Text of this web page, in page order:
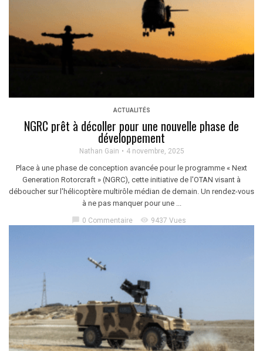
ACTUALITÉS
NGRC prêt à décoller pour une nouvelle phase de
développement
Nathan Gain 4 novembre, 2025
Place à une phase de conception avancée pour le programme « Next
Generation Rotorcraft » (NGRC), cette initiative de l'OTAN visant à
déboucher sur l'hélicoptère multirôle médian de demain. Un rendez-vous
à ne pas manquer pour une ...
chat_bubble 0 Commentaire visibility 9437 Vues